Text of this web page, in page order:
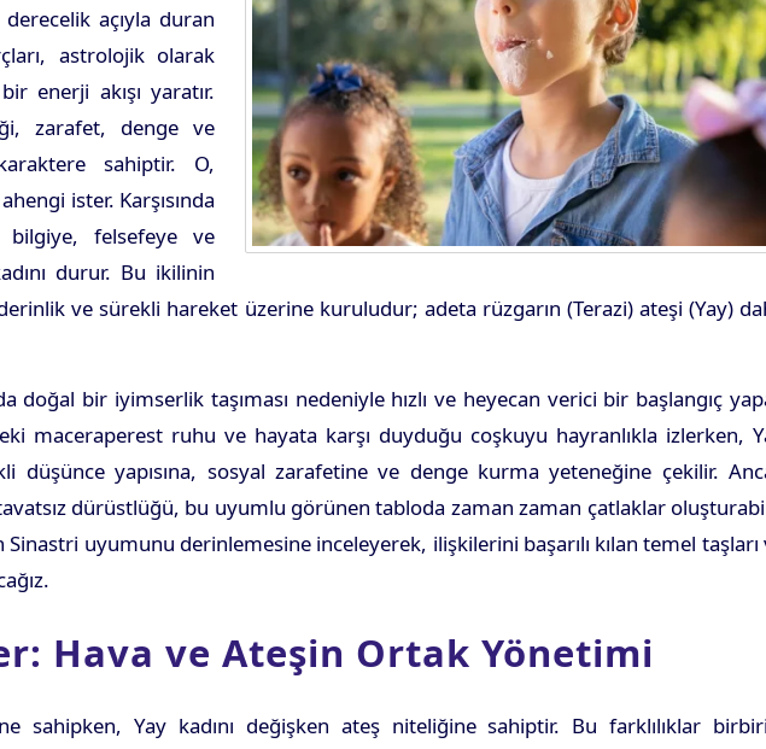
açıyla duran
astrolojik olarak
enerji akışı yaratır.
zarafet, denge ve
sahiptir. O,
ister. Karşısında
felsefeye ve
durur. Bu ikilinin
ve sürekli hareket üzerine kuruludur; adeta rüzgarın (Terazi) ateşi (Yay)
bir iyimserlik taşıması nedeniyle hızlı ve heyecan verici bir başlangıç
maceraperest ruhu ve hayata karşı duyduğu coşkuyu hayranlıkla izlerken,
düşünce yapısına, sosyal zarafetine ve denge kurma yeteneğine çekilir.
dürüstlüğü, bu uyumlu görünen tabloda zaman zaman çatlaklar
uyumunu derinlemesine inceleyerek, ilişkilerini başarılı kılan temel taşları
Hava ve Ateşin Ortak Yönetimi
sahipken, Yay kadını değişken ateş niteliğine sahiptir. Bu farklılıklar